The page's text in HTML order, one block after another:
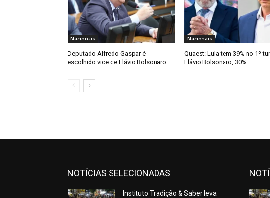
Nacionais
Deputado Alfredo Gaspar é
escolhido vice de Flávio Bolsonaro
Nacionais
Quaest: Lula tem 39% no 1º
Flávio Bolsonaro, 30%
NOTÍCIAS SELECIONADAS
Instituto Tradição & Saber leva